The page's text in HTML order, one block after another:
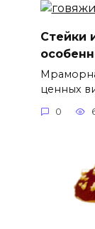
Стейки
ценных
0